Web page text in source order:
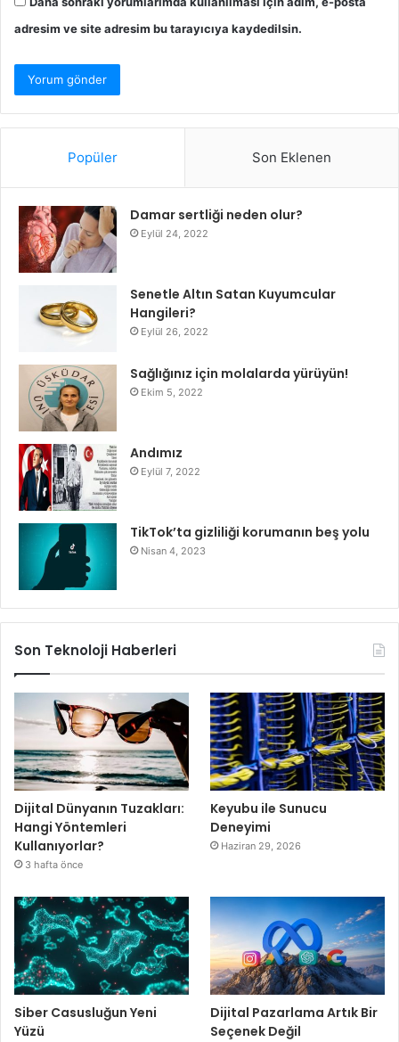
adresim ve site adresim bu tarayıcıya kaydedilsin.
Popüler Son Eklenen
Damar sertliği neden olur?
Eylül 24, 2022
Senetle Altın Satan Kuyumcular
Hangileri?
Eylül 26, 2022
Sağlığınız için molalarda yürüyün!
Ekim 5, 2022
Andımız
Eylül 7, 2022
TikTok’ta gizliliği korumanın beş yolu
Nisan 4, 2023
Son Teknoloji Haberleri
Dijital Dünyanın Tuzakları:
Hangi Yöntemleri
Kullanıyorlar?
3 hafta önce
Keyubu ile Sunucu
Deneyimi
Haziran 29, 2026
Siber Casusluğun Yeni
Yüzü
Dijital Pazarlama Artık Bir
Seçenek Değil